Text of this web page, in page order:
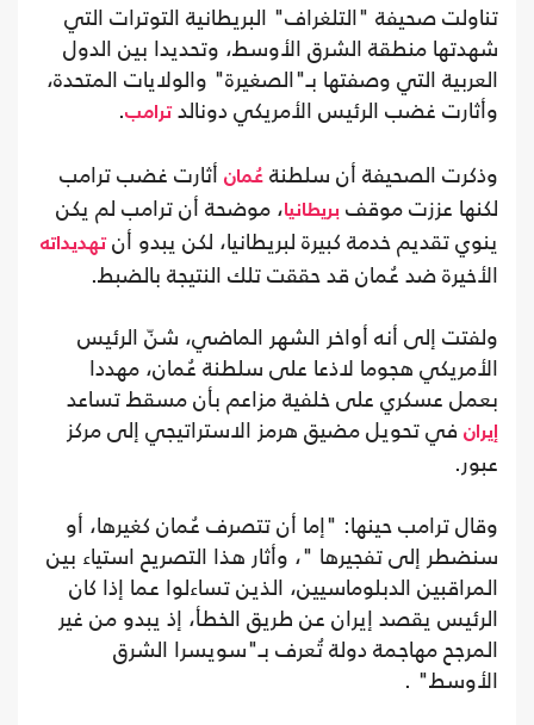
تناولت صحيفة "التلغراف" البريطانية التوترات التي
شهدتها منطقة الشرق الأوسط، وتحديدا بين الدول
العربية التي وصفتها بـ"الصغيرة" والولايات المتحدة،
وأثارت غضب الرئيس الأمريكي دونالدترامب.
وذكرت الصحيفة أن سلطنة عُمان أثارت غضب ترامب
لكنها عززت موقف بريطانيا، موضحة أن ترامب لم يكن
ينوي تقديم خدمة كبيرة لبريطانيا، لكن يبدو أنتهديداته
الأخيرة ضد عُمان قد حققت تلك النتيجة بالضبط.
ولفتت إلى أنه أواخر الشهر الماضي، شنّ الرئيس
الأمريكي هجوما لاذعا على سلطنة عُمان، مهددا
بعمل عسكري على خلفية مزاعم بأن مسقط تساعد
إيران في تحويل مضيق هرمز الاستراتيجي إلى مركز
عبور.
وقال ترامب حينها: "إما أن تتصرف عُمان كغيرها، أو
سنضطر إلى تفجيرها "، وأثار هذا التصريح استياء بين
المراقبين الدبلوماسيين، الذين تساءلوا عما إذا كان
الرئيس يقصد إيران عن طريق الخطأ، إذ يبدو من غير
المرجح مهاجمة دولة تُعرف بـ"سويسرا الشرق
الأوسط" .